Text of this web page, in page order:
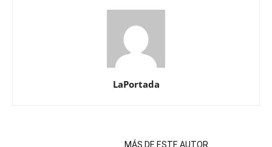
LaPortada
MÁS DE ESTE AUTOR